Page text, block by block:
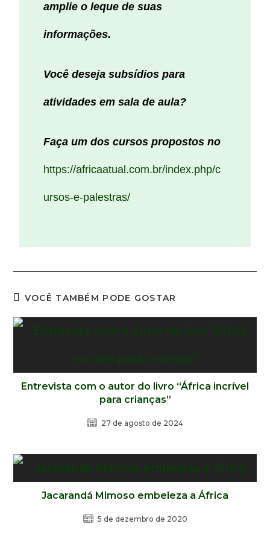
amplie o leque de suas
informações.
Você deseja subsídios para
atividades em sala de aula?
Faça um dos cursos propostos no
https://africaatual.com.br/index.php/c
ursos-e-palestras/
VOCÊ TAMBÉM PODE GOSTAR
Entrevista com o autor do livro “África incrível
para crianças”
27 de agosto de 2024
Jacarandá Mimoso embeleza a África
5 de dezembro de 2020